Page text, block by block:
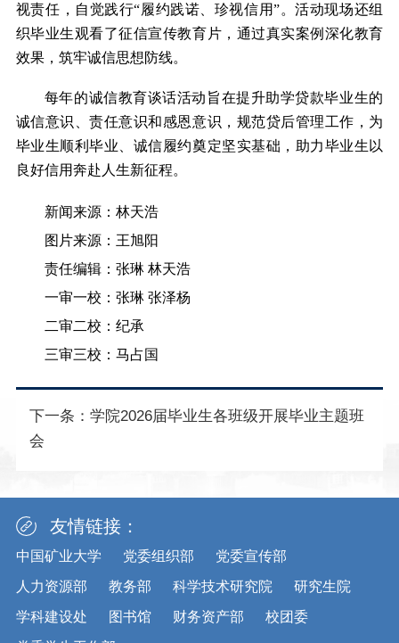
视责任，自觉践行“履约践诺、珍视信用”。活动现场还组
织毕业生观看了征信宣传教育片，通过真实案例深化教育
效果，筑牢诚信思想防线。
每年的诚信教育谈话活动旨在提升助学贷款毕业生的
诚信意识、责任意识和感恩意识，规范贷后管理工作，为
毕业生顺利毕业、诚信履约奠定坚实基础，助力毕业生以
良好信用奔赴人生新征程。
新闻来源：林天浩
图片来源：王旭阳
责任编辑：张琳 林天浩
一审一校：张琳 张泽杨
二审二校：纪承
三审三校：马占国
下一条： 学院2026届毕业生各班级开展毕业主题班
会
友情链接：
中国矿业大学 党委组织部
党委宣传部
人力资源部
教务部 科学技术研究院
研究生院
学科建设处
图书馆 财务资产部
校团委